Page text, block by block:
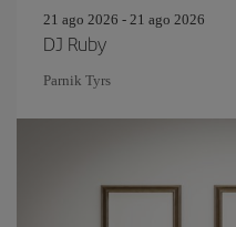
21 ago 2026 - 21 ago 2026
DJ Ruby
Parnik Tyrs